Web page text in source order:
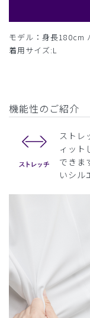
モデル：身長180cm
着用サイズ:L
機能性のご紹介
ストレ
ィット
できま
いシル